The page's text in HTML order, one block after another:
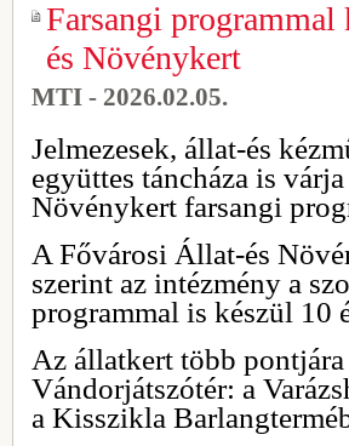
Farsangi
és Növénykert
MTI - 2026.02.05.
Jelmezesek, állat-és
együttes táncháza is
Növénykert farsangi
A Fővárosi Állat-és
szerint az intézmény a
programmal is készül 10
Az állatkert több
Vándorjátszótér: a
a Kisszikla